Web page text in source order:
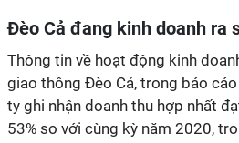
Đèo Cả đang kinh doanh ra
Thông tin về hoạt động kinh
giao thông Đèo Cả, trong báo
ty ghi nhận doanh thu hợp nhất
53% so với cùng kỳ năm 2020,